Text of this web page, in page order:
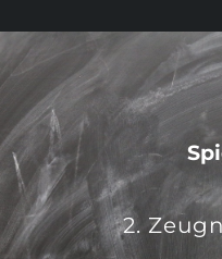
2.